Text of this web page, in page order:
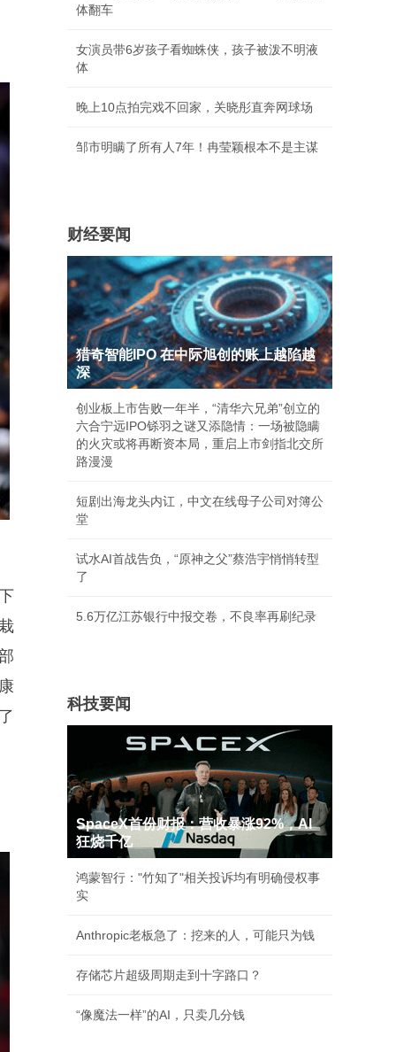
体翻车
女演员带6岁孩子看蜘蛛侠，孩子被泼不明液
体
晚上10点拍完戏不回家，关晓彤直奔网球场
邹市明瞒了所有人7年！冉莹颖根本不是主谋
财经要闻
猎奇智能IPO 在中际旭创的账上越陷越
深
创业板上市告败一年半，“清华六兄弟”创立的
六合宁远IPO铩羽之谜又添隐情：一场被隐瞒
的火灾或将再断资本局，重启上市剑指北交所
路漫漫
短剧出海龙头内讧，中文在线母子公司对簿公
堂
试水AI首战告负，“原神之父”蔡浩宇悄悄转型
了
5.6万亿江苏银行中报交卷，不良率再刷纪录
科技要闻
SpaceX首份财报：营收暴涨92%，AI
狂烧千亿
鸿蒙智行："竹知了"相关投诉均有明确侵权事
实
Anthropic老板急了：挖来的人，可能只为钱
存储芯片超级周期走到十字路口？
“像魔法一样”的AI，只卖几分钱